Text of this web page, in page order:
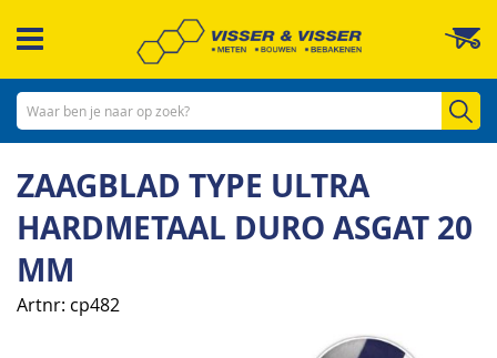
naar
inhoud
ZAAGBLAD TYPE ULTRA
HARDMETAAL DURO ASGAT 20
MM
Artnr cp482